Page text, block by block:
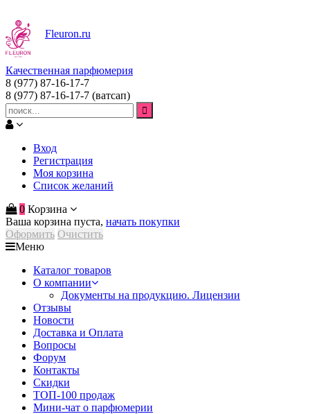
Fleuron.ru
Качественная парфюмерия
8 (977) 87-16-17-7
8 (977) 87-16-17-7 (ватсап)
Вход
Регистрация
Моя корзина
Список желаний
0 Корзина
Ваша корзина пуста, начать покупки
Оформить Очистить
Меню
Каталог товаров
О компании
Документы на продукцию. Лицензии
Отзывы
Новости
Доставка и Оплата
Вопросы
Форум
Контакты
Скидки
ТОП-100 продаж
Мини-чат о парфюмерии